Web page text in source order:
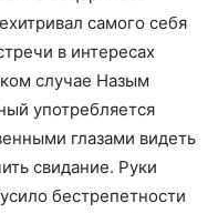
самого себя
в интересах
случае Назым
употребляется
глазами видеть
свидание. Руки
бестрепетности